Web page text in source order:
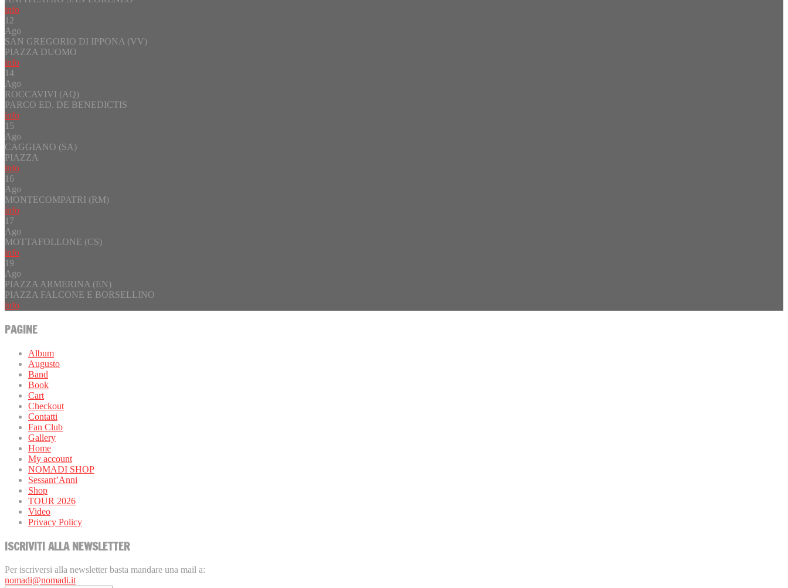
info
12
Ago
SAN GREGORIO DI IPPONA (VV)
PIAZZA DUOMO
info
14
Ago
ROCCAVIVI (AQ)
PARCO ED. DE BENEDICTIS
info
15
Ago
CAGGIANO (SA)
PIAZZA
info
16
Ago
MONTECOMPATRI (RM)
info
17
Ago
MOTTAFOLLONE (CS)
info
19
Ago
PIAZZA ARMERINA (EN)
PIAZZA FALCONE E BORSELLINO
info
PAGINE
Album
Augusto
Band
Book
Cart
Checkout
Contatti
Fan Club
Gallery
Home
My account
NOMADI SHOP
Sessant’Anni
Shop
TOUR 2026
Video
Privacy Policy
ISCRIVITI ALLA NEWSLETTER
Per iscriversi alla newsletter basta mandare una mail a:
nomadi@nomadi.it